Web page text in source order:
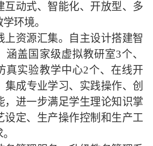
互动式、智能化、开放型、多
环境。
资源汇集。自主设计搭建智
涵盖国家级虚拟教研室3个、
真实验教学中心2个、在线开
集成专业学习、实践操作、创
，进一步满足学生理论知识掌
设定、生产操作控制和生产工